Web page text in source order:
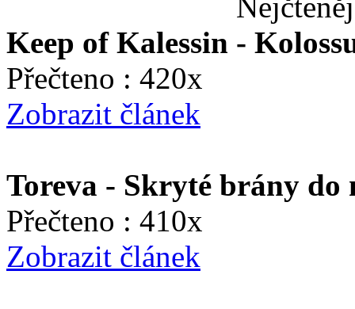
Keep of Kalessin -
Přečteno : 420x
Zobrazit článek
Toreva - Skryté brány do
Přečteno : 410x
Zobrazit článek